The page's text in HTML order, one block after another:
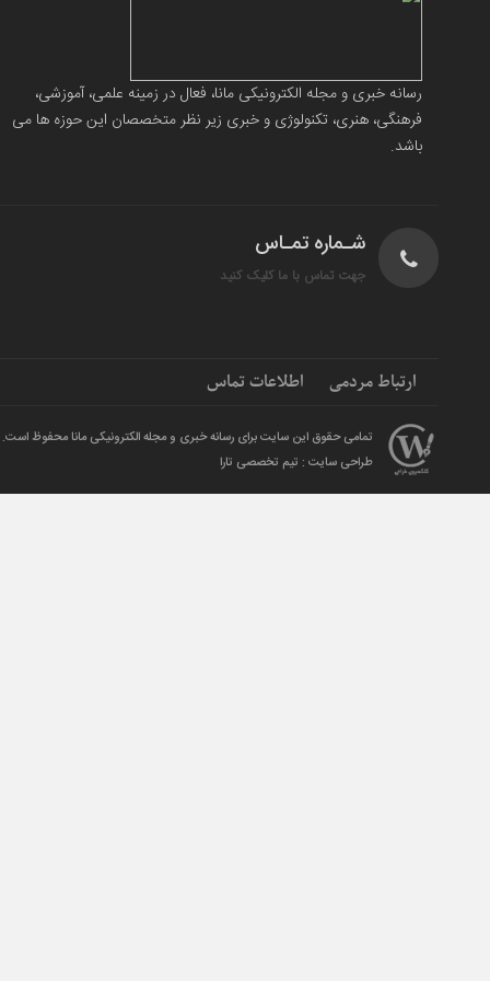
رسانه خبری و مجله الکترونیکی مانا، فعال در زمینه علمی، آموزشی،
فرهنگی، هنری، تکنولوژی و خبری زیر نظر متخصصان این حوزه ها می
باشد.
شـماره تمـاس
جهت تماس با ما کلیک کنید
ارتباط مردمی اطلاعات تماس
تمامی حقوق این سایت برای رسانه خبری و مجله الکترونیکی مانا محفوظ است.
طراحی سایت : تیم تخصصی تارا